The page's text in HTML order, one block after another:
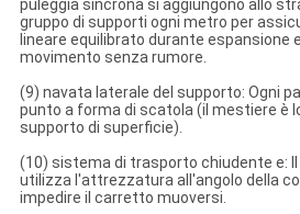
puleggia sincrona si aggiungono allo
gruppo di supporti ogni metro per
lineare equilibrato durante espansione
movimento senza rumore.
(9) navata laterale del supporto: Ogni
punto a forma di scatola (il mestiere è
supporto di superficie).
(10) sistema di trasporto chiudente e:
utilizza l'attrezzatura all'angolo della
impedire il carretto muoversi.